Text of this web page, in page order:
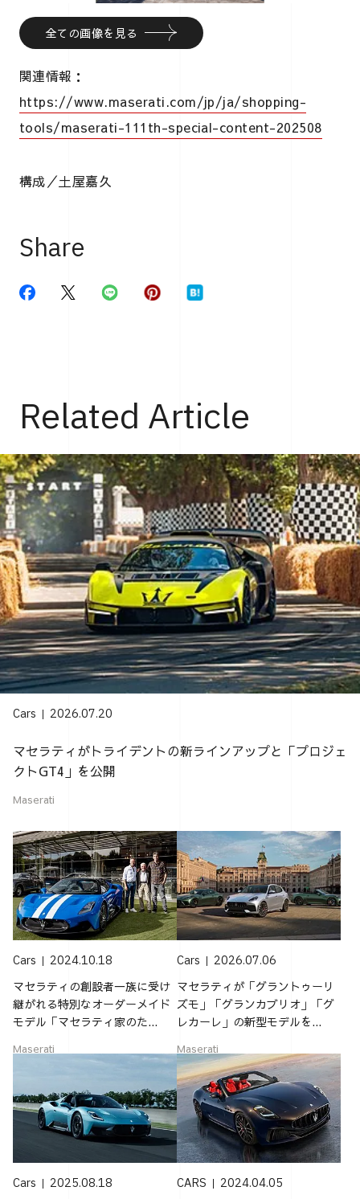
全ての画像を見る
関連情報：
https://www.maserati.com/jp/ja/shopping-
tools/maserati-111th-special-content-202508
構成／土屋嘉久
Share
Related Article
Cars 2026.07.20
マセラティがトライデントの新ラインアップと「プロジェ
クトGT4」を公開
Maserati
Cars 2024.10.18
マセラティの創設者一族に受け
継がれる特別なオーダーメイド
モデル「マセラティ家のた...
Maserati
Cars 2026.07.06
マセラティが「グラントゥーリ
ズモ」「グランカブリオ」「グ
レカーレ」の新型モデルを...
Maserati
Cars 2025.08.18 CARS 2024.04.05